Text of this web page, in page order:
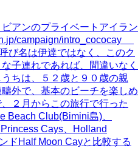
アンのプライベートアイラン
campaign/intro_cococay
び名は伊達ではなく、このク
子連れであれば、間違いなく
ちは、５２歳と９０歳の親
外で、基本のビーチを楽しめ
２月からこの旅行で行った
Beach Club(Bimini島)、
Cays、Holland
ドHalf Moon Cayと比較する